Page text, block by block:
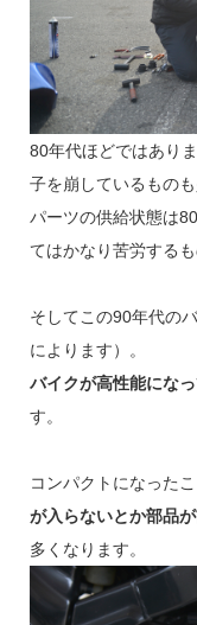
80年代ほどではあり
子を崩しているものも
パーツの供給状態は
てはかなり苦労するも
そしてこの90年代の
によります）。
バイクが高性能にな
す。
コンパクトになった
が入らないとか部品
多くなります。